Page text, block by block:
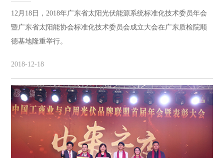
12月18日，2018年广东省太阳光伏能源系统标准化技术委员年会
暨广东省太阳能协会标准化技术委员会成立大会在广东质检院顺
德基地隆重举行。
2018-12-18